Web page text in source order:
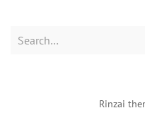
Search
Rinzai